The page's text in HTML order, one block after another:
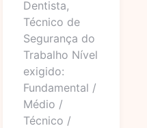
Dentista,
Técnico de
Segurança do
Trabalho Nível
exigido:
Fundamental /
Médio /
Técnico /